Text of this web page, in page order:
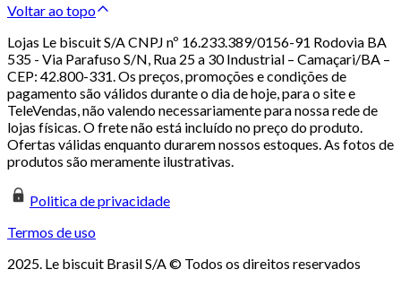
Voltar ao topo
Lojas Le biscuit S/A CNPJ nº 16.233.389/0156-91 Rodovia BA
535 - Via Parafuso S/N, Rua 25 a 30 Industrial – Camaçari/BA –
CEP: 42.800-331. Os preços, promoções e condições de
pagamento são válidos durante o dia de hoje, para o site e
TeleVendas, não valendo necessariamente para nossa rede de
lojas físicas. O frete não está incluído no preço do produto.
Ofertas válidas enquanto durarem nossos estoques. As fotos de
produtos são meramente ilustrativas.
Politica de privacidade
Termos de uso
2025. Le biscuit Brasil S/A © Todos os direitos reservados